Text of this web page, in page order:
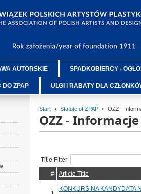
AUTORSKIE SPADKOBIERCY -
DO ZPAP ULGI i RABATY DLA
Start Statute of ZPAP OZZ -
OZZ -
Title Filter
#
Article Title
KONKURS NA KANDYDATA